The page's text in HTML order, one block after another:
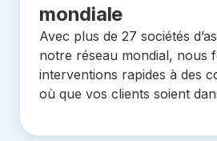
mondiale
Avec plus de 27 sociétés
notre réseau mondial, nous
interventions rapides à des
où que vos clients soient